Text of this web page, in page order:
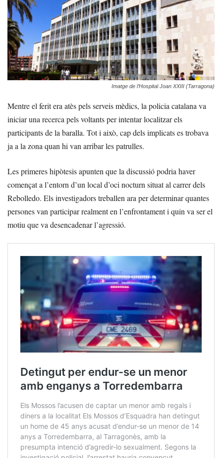
Imatge de l’Hospital Joan XXIII (Tarragona)
Mentre el ferit era atès pels serveis mèdics, la policia catalana va
iniciar una recerca pels voltants per intentar localitzar els
participants de la baralla. Tot i això, cap dels implicats es trobava
ja a la zona quan hi van arribar les patrulles.
Les primeres hipòtesis apunten que la discussió podria haver
començat a l’entorn d’un local d’oci nocturn situat al carrer dels
Rebolledo. Els investigadors treballen ara per determinar quantes
persones van participar realment en l’enfrontament i quin va ser el
motiu que va desencadenar l’agressió.